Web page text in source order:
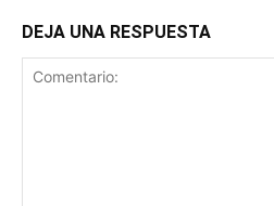
DEJA UNA RESPUESTA